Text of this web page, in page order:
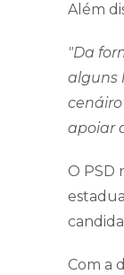
Além
"Da
alguns
apoiar
O PSD
Com a